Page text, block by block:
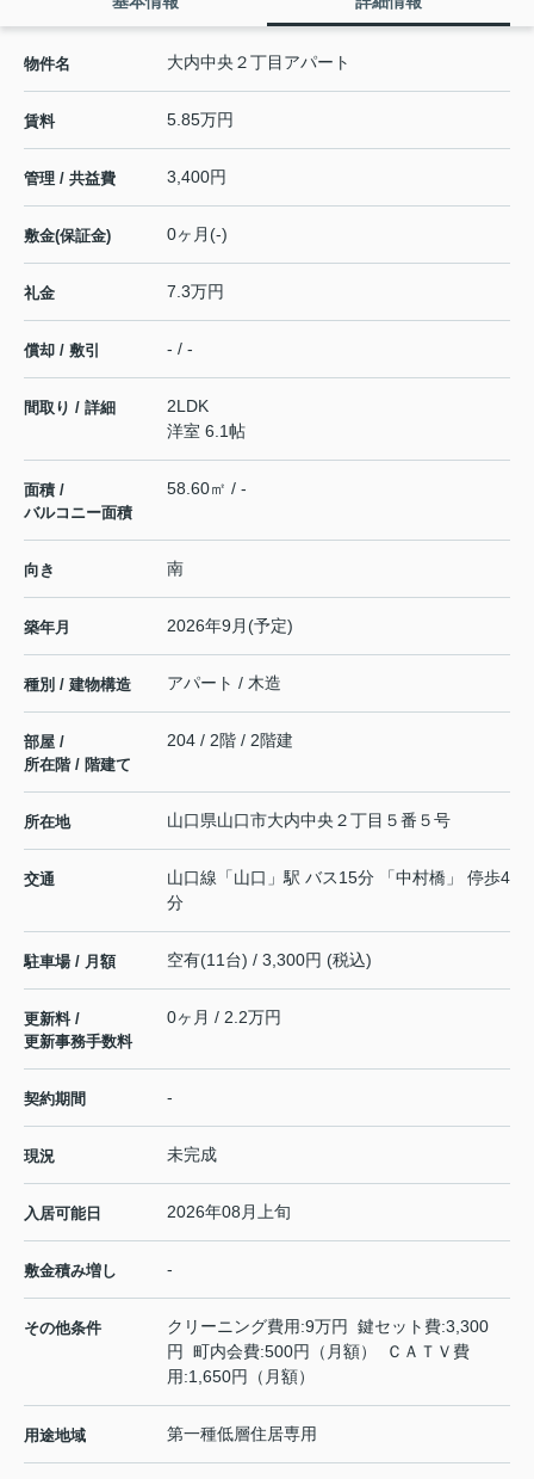
物件名 大内中央２丁目アパート
賃料 5.85万円
管理 / 共益費 3,400円
敷金(保証金) 0ヶ月(-)
礼金 7.3万円
償却 / 敷引 - / -
間取り / 詳細
2LDK
洋室 6.1帖
面積 /
バルコニー面積
58.60㎡ / -
向き 南
築年月 2026年9月(予定)
種別 / 建物構造 アパート / 木造
部屋 /
所在階 / 階建て
204 / 2階 / 2階建
所在地 山口県山口市大内中央 ２丁目５番５号
交通 山口線 「山口 」駅 バス15分 「中村橋」 停歩4
分
駐車場 / 月額 空有(11台) / 3,300円 (税込)
更新料 /
更新事務手数料
0ヶ月 / 2.2万円
契約期間 -
現況 未完成
入居可能日 2026年08月上旬
敷金積み増し -
その他条件
クリーニング費用:9万円 鍵セット費:3,300
円 町内会費:500円（月額） ＣＡＴＶ費
用:1,650円（月額）
用途地域 第一種低層住居専用